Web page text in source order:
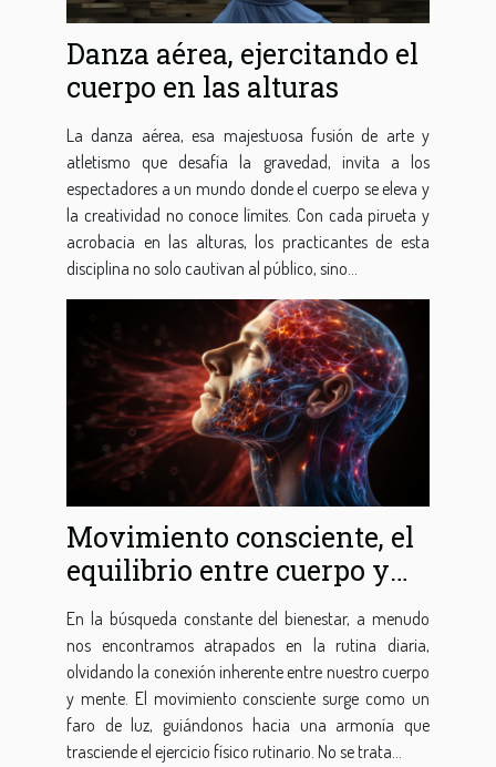
Danza aérea, ejercitando el
cuerpo en las alturas
La danza aérea, esa majestuosa fusión de arte y
atletismo que desafía la gravedad, invita a los
espectadores a un mundo donde el cuerpo se eleva y
la creatividad no conoce límites. Con cada pirueta y
acrobacia en las alturas, los practicantes de esta
disciplina no solo cautivan al público, sino...
Movimiento consciente, el
equilibrio entre cuerpo y
mente
En la búsqueda constante del bienestar, a menudo
nos encontramos atrapados en la rutina diaria,
olvidando la conexión inherente entre nuestro cuerpo
y mente. El movimiento consciente surge como un
faro de luz, guiándonos hacia una armonía que
trasciende el ejercicio físico rutinario. No se trata...